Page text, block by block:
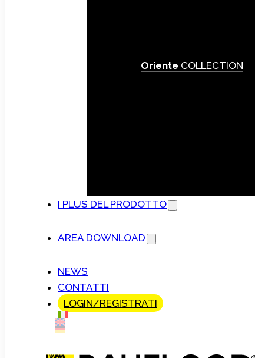
Oriente COLLECTION
I PLUS DEL PRODOTTO
AREA DOWNLOAD
NEWS
CONTATTI
LOGIN/REGISTRATI